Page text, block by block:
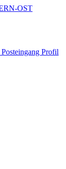
Posteingang Profil